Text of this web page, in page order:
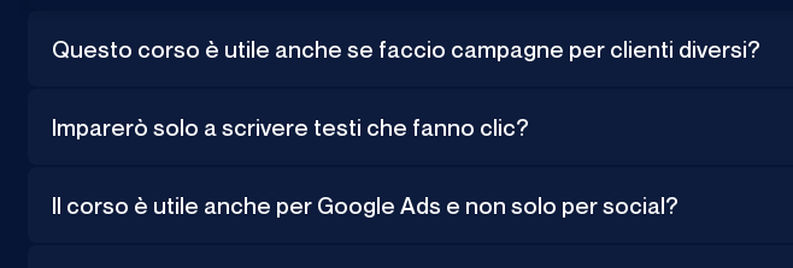
Questo corso è utile anche se faccio campagne per clienti diversi?
Imparerò solo a scrivere testi che fanno clic?
Il corso è utile anche per Google Ads e non solo per social?